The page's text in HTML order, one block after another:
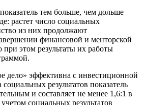
тем больше, чем дольше
растет число социальных
из них продолжают
финансовой и менторской
этом результаты их работы
дело» эффективна с инвестиционной
социальных результатов показатель
и составляет не менее 1,6:1 в
социальных результатов